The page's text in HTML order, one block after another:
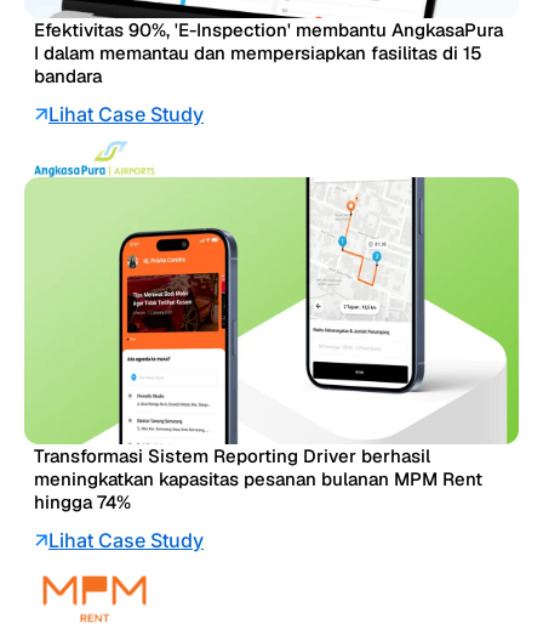
Efektivitas 90%, 'E-Inspection' membantu AngkasaPura
I dalam memantau dan mempersiapkan fasilitas di 15
bandara
Lihat Case Study
Transformasi Sistem Reporting Driver berhasil
meningkatkan kapasitas pesanan bulanan MPM Rent
hingga 74%
Lihat Case Study